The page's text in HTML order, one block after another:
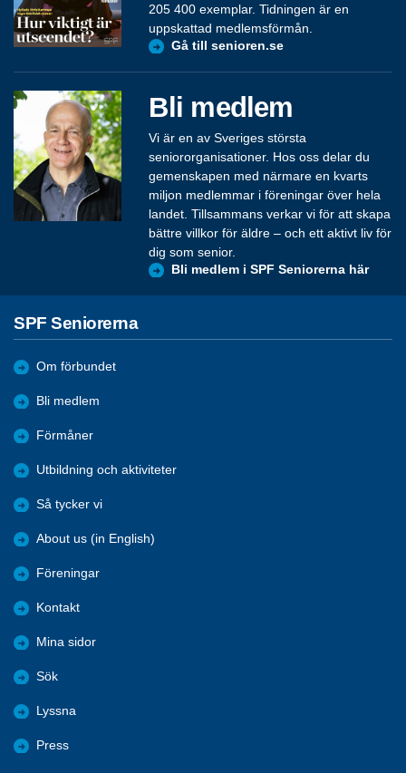
205 400 exemplar. Tidningen är en
uppskattad medlemsförmån.
Gå till senioren.se
Bli medlem
Vi är en av Sveriges största
seniororganisationer. Hos oss delar du
gemenskapen med närmare en kvarts
miljon medlemmar i föreningar över hela
landet. Tillsammans verkar vi för att skapa
bättre villkor för äldre – och ett aktivt liv för
dig som senior.
Bli medlem i SPF Seniorerna här
SPF Seniorerna
Om förbundet
Bli medlem
Förmåner
Utbildning och aktiviteter
Så tycker vi
About us (in English)
Föreningar
Kontakt
Mina sidor
Sök
Lyssna
Press